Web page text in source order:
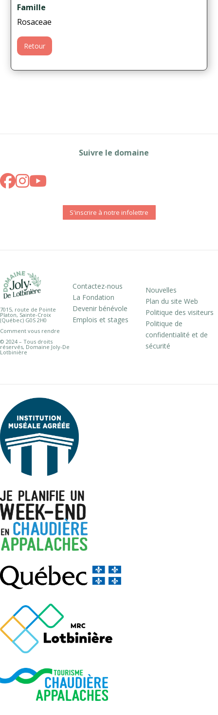
Famille
Rosaceae
Retour
Suivre le domaine
S'inscrire à notre infolettre
7015, route de Pointe
Platon, Sainte-Croix
(Québec) G0S 2H0
Comment vous rendre
© 2024 – Tous droits
réservés, Domaine Joly-De
Lotbinière
Contactez-nous
La Fondation
Devenir bénévole
Emplois et stages
Nouvelles
Plan du site Web
Politique des visiteurs
Politique de
confidentialité et de
sécurité